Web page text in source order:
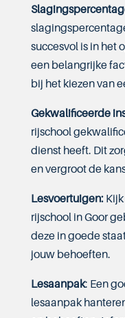
succesvol is in het
een belangrijke
bij het kiezen van
Gekwalificeerde
rijschool
dienst heeft. Dit
en vergroot de
Lesvoertuigen:Kijk
rijschool in Goor
deze in goede
jouw behoeften.
Lesaanpak: Een
lesaanpak